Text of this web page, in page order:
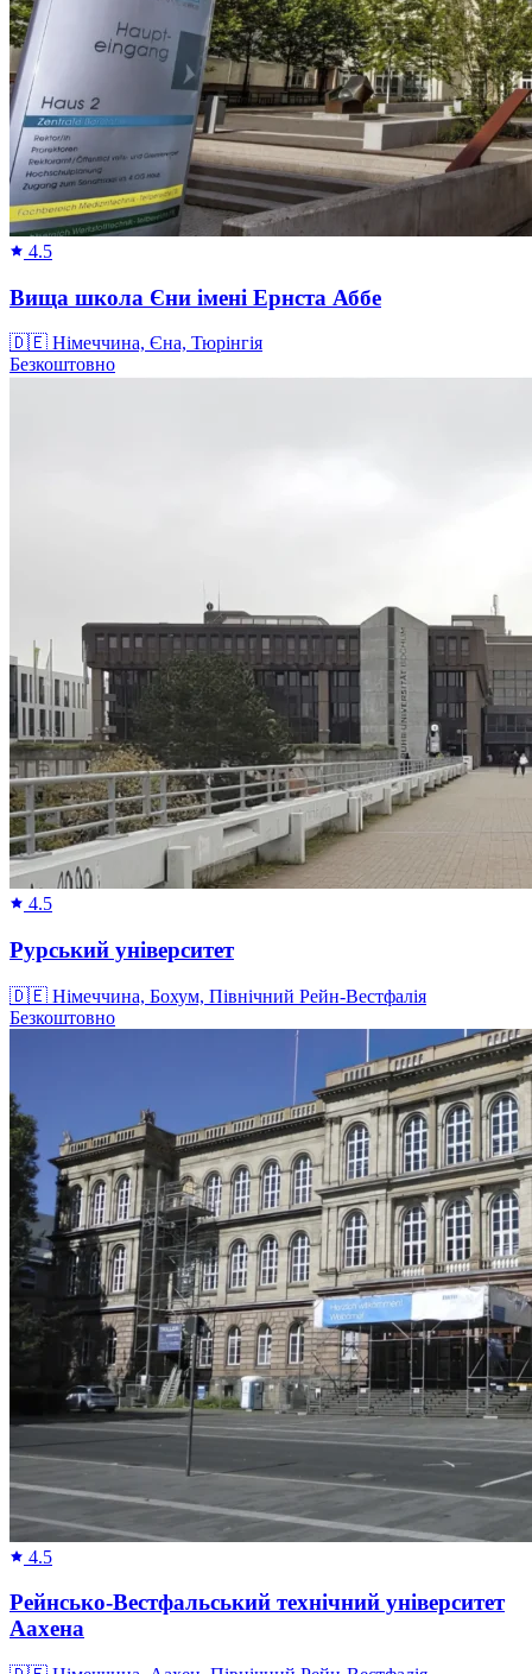
4.5
Вища школа Єни імені Ернста Аббе
🇩🇪 Німеччина, Єна, Тюрінгія
Безкоштовно
4.5
Рурський університет
🇩🇪 Німеччина, Бохум, Північний Рейн-Вестфалія
Безкоштовно
4.5
Рейнсько-Вестфальський технічний університет
Аахена